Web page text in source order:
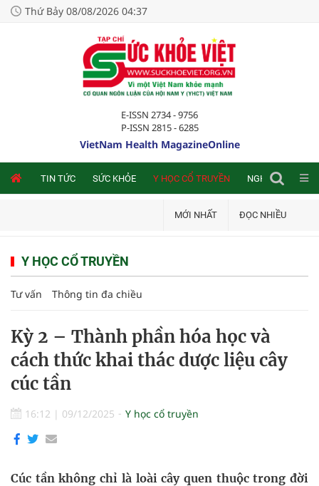
Thứ Bảy 08/08/2026 04:37
E-ISSN 2734 - 9756
P-ISSN 2815 - 6285
VietNam Health MagazineOnline
TIN TỨC SỨC KHỎE Y HỌC CỔ TRUYỀN NGHIÊN CỨU
MỚI NHẤT ĐỌC NHIỀU
Y HỌC CỔ TRUYỀN
Tư vấn Thông tin đa chiều
Kỳ 2 – Thành phần hóa học và
cách thức khai thác dược liệu cây
cúc tần
16:12 | 09/12/2025 Y học cổ truyền
Cúc tần không chỉ là loài cây quen thuộc trong đời